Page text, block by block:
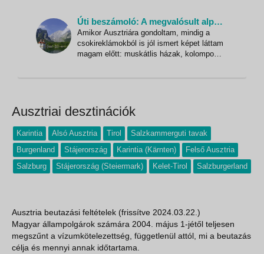
Nassfeld, valamint Bad Kleinkirchheim és
a Mölltali-gleccser között. És mindezt
garantált sok napsütéssel és hóval. A
vendégek összesen
Úti beszámoló: A megvalósult alpesi álom
Amikor Ausztriára gondoltam, mindig a
csokireklámokból is jól ismert képet láttam
magam előtt: muskátlis házak, kolompos
keresztbe-kasul szeltem az ország
Ausztriai desztinációk
Karintia Alsó Ausztria Tirol
Salzkammerguti tavak
Burgenland
Stájerország Karintia (Kärnten)
Felső Ausztria
Salzburg
Stájerország (Steiermark) Kelet-Tirol Salzburgerland
Ausztria beutazási feltételek (frissítve 2024.03.22.)
Magyar állampolgárok számára 2004. május 1-jétől teljesen
megszűnt a vízumkötelezettség, függetlenül attól, mi a beutazás
célja és mennyi annak időtartama.